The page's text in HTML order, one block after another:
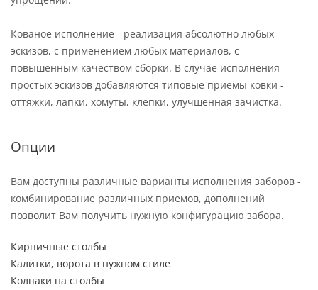
Кованое исполнение - реализация абсолютно любых
эскизов, с применением любых материалов, с
повышенным качеством сборки. В случае исполнения
простых эскизов добавляются типовые приемы ковки -
оттяжки, лапки, хомуты, клепки, улучшенная зачистка.
Опции
Вам доступны различные варианты исполнения заборов -
комбинирование различных приемов, дополнений
позволит Вам получить нужную конфигурацию забора.
Кирпичные столбы
Калитки, ворота в нужном стиле
Колпаки на столбы